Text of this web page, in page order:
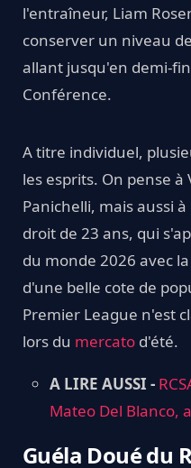
l'entraîneur, Liam
conserver un niveau
allant jusqu'en demi-
Conférence.
A titre individuel,
les esprits. On pense
Panichelli, mais aussi
droit de 23 ans, qui
du monde 2026 avec
d'une belle cote de
Premier League n'est
lors du mercato d'été.
A LIRE AUSSI -
Mateo Del Blanco,
Guéla Doué du